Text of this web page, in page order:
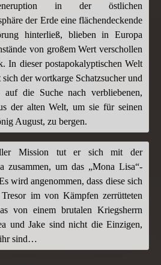
in der östlichen
der Erde eine flächendeckende
hinterließ, blieben in Europa
von großem Wert verschollen
In dieser postapokalyptischen Welt
sich der wortkarge Schatzsucher und
auf die Suche nach verbliebenen,
der alten Welt, um sie für seinen
August, zu bergen.
Mission tut er sich mit der
zusammen, um das „Mona Lisa“-
wird angenommen, dass diese sich
im von Kämpfen zerrütteten
von einem brutalen Kriegsherrn
und Jake sind nicht die Einzigen,
ihr sind…